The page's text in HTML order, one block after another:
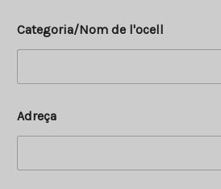
Categoria/Nom de l'ocell
Adreça